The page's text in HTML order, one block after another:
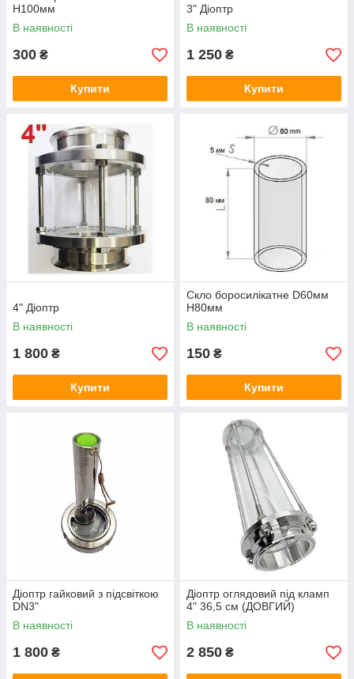
H100мм
В наявності
300 ₴
Купити
3" Діоптр
В наявності
1 250 ₴
Купити
4" Діоптр
В наявності
1 800 ₴
Купити
Скло боросилікатне D60мм
Н80мм
В наявності
150 ₴
Купити
Діоптр гайковий з підсвіткою
DN3"
В наявності
1 800 ₴
Діоптр оглядовий під кламп
4" 36,5 см (ДОВГИЙ)
В наявності
2 850 ₴